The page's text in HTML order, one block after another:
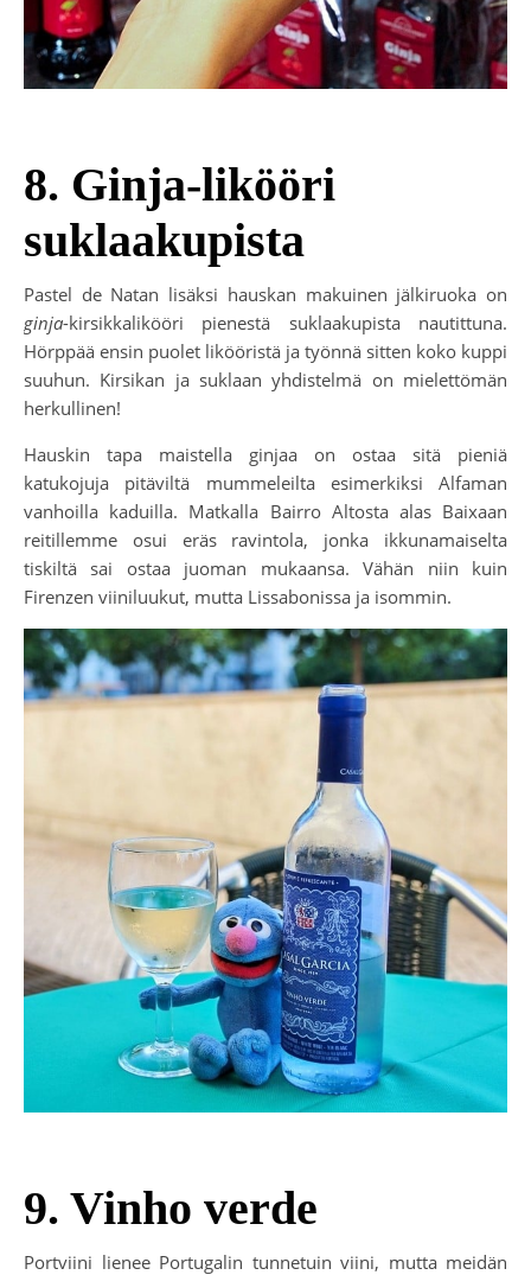
8. Ginja-likööri
suklaakupista
Pastel de Natan lisäksi hauskan makuinen jälkiruoka on
ginja-kirsikkalikööri pienestä suklaakupista nautittuna.
Hörppää ensin puolet likööristä ja työnnä sitten koko kuppi
suuhun. Kirsikan ja suklaan yhdistelmä on mielettömän
herkullinen!
Hauskin tapa maistella ginjaa on ostaa sitä pieniä
katukojuja pitäviltä mummeleilta esimerkiksi Alfaman
vanhoilla kaduilla. Matkalla Bairro Altosta alas Baixaan
reitillemme osui eräs ravintola, jonka ikkunamaiselta
tiskiltä sai ostaa juoman mukaansa. Vähän niin kuin
Firenzen viiniluukut, mutta Lissabonissa ja isommin.
9. Vinho verde
Portviini lienee Portugalin tunnetuin viini, mutta meidän